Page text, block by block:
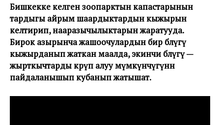
Бишкекке келген зоопарктын капастарынын
тардыгы айрым шаардыктардын кыжырын
келтирип, нааразычылыктарын жаратууда.
Бирок азырынча жашоочулардын бир бөлүгү
кыжырданып жаткан маалда, экинчи бөлүгү —
жырткычтарды көрүп алуу мүмкүнчүгүнөн
пайдаланышып кубанып жатышат.